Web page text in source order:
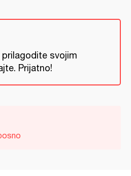
svojim
Prijatno!